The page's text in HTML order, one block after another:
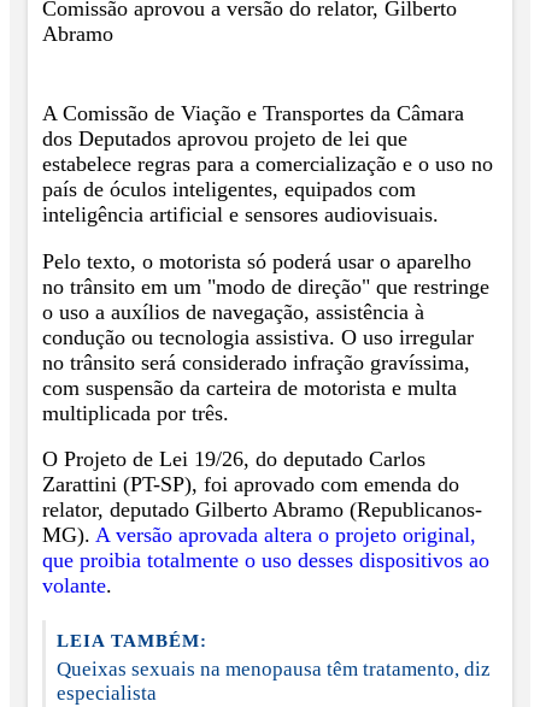
Comissão aprovou a versão do relator, Gilberto
Abramo
A Comissão de Viação e Transportes da Câmara
dos Deputados aprovou projeto de lei que
estabelece regras para a comercialização e o uso no
país de óculos inteligentes, equipados com
inteligência artificial e sensores audiovisuais.
Pelo texto, o motorista só poderá usar o aparelho
no trânsito em um "modo de direção" que restringe
o uso a auxílios de navegação, assistência à
condução ou tecnologia assistiva. O uso irregular
no trânsito será considerado infração gravíssima,
com suspensão da carteira de motorista e multa
multiplicada por três.
O Projeto de Lei 19/26, do deputado Carlos
Zarattini (PT-SP), foi aprovado com emenda do
relator, deputado Gilberto Abramo (Republicanos-
MG). A versão aprovada altera o projeto original,
que proibia totalmente o uso desses dispositivos ao
volante.
LEIA TAMBÉM:
Queixas sexuais na menopausa têm tratamento, diz
especialista